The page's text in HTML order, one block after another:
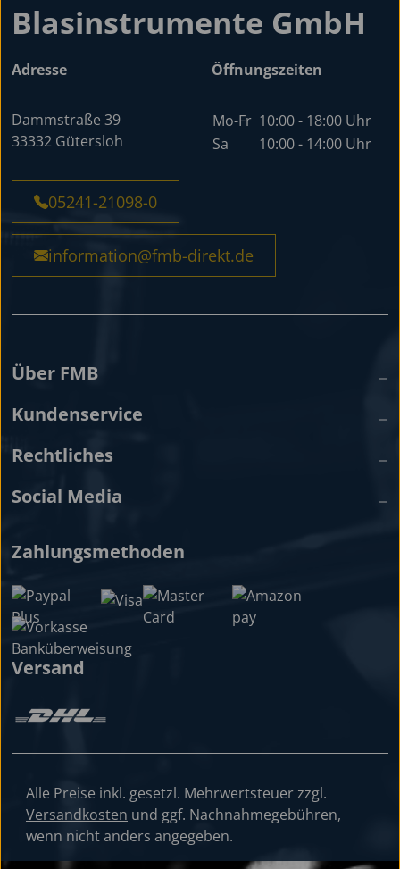
Blasinstrumente GmbH
Adresse
Dammstraße 39
33332 Gütersloh
Öffnungszeiten
Mo-Fr 10:00 - 18:00 Uhr
Sa
10:00 - 14:00 Uhr
05241-21098-0
information@fmb-direkt.de
Über FMB
Kundenservice
Rechtliches
Social Media
Zahlungsmethoden
Versand
Alle Preise inkl. gesetzl. Mehrwertsteuer zzgl.
Versandkosten und ggf. Nachnahmegebühren,
wenn nicht anders angegeben.